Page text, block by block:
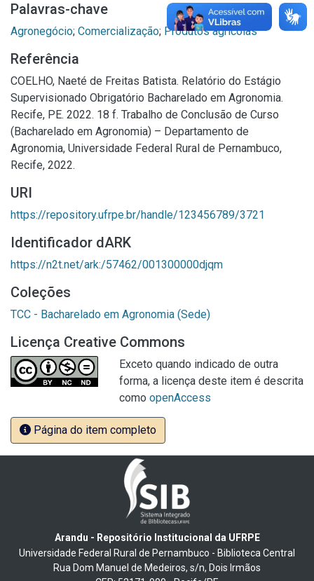
Palavras-chave
Agronegócio; Comercialização; Produtos agrícolas
Referência
COELHO, Naeté de Freitas Batista. Relatório do Estágio
Supervisionado Obrigatório Bacharelado em Agronomia.
Recife, PE. 2022. 18 f. Trabalho de Conclusão de Curso
(Bacharelado em Agronomia) – Departamento de
Agronomia, Universidade Federal Rural de Pernambuco,
Recife, 2022.
URI
https://repository.ufrpe.br/handle/123456789/3721
Identificador dARK
https://n2t.net/ark:/57462/001300000djqm
Coleções
TCC - Bacharelado em Agronomia (Sede)
Licença Creative Commons
Exceto quando indicado de outra
forma, a licença deste item é descrita
como openAccess
Página do item completo
Arandu - Repositório Institucional da UFRPE
Universidade Federal Rural de Pernambuco - Biblioteca Central
Rua Dom Manuel de Medeiros, s/n, Dois Irmãos